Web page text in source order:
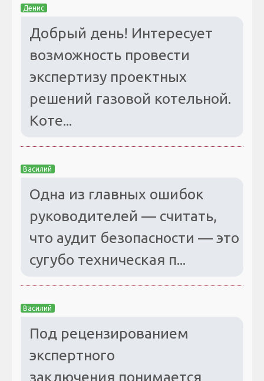
Денис
Добрый день! Интересует
возможность провести
экспертизу проектных
решений газовой котельной.
Коте...
Василий
Одна из главных ошибок
руководителей — считать,
что аудит безопасности — это
сугубо техническая п...
Василий
Под рецензированием
экспертного
заключения понимается